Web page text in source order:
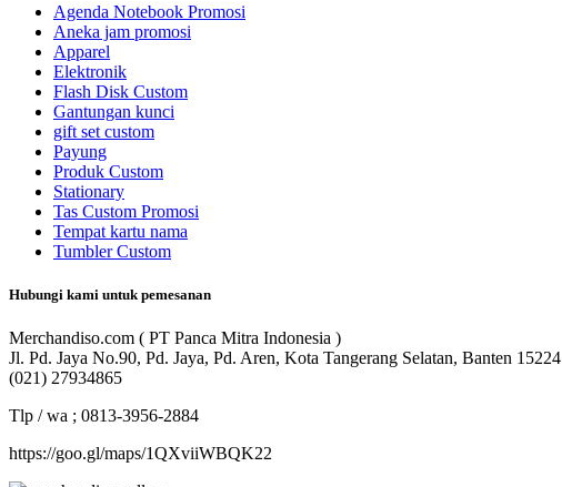
Agenda Notebook Promosi
Aneka jam promosi
Apparel
Elektronik
Flash Disk Custom
Gantungan kunci
gift set custom
Payung
Produk Custom
Stationary
Tas Custom Promosi
Tempat kartu nama
Tumbler Custom
Hubungi kami untuk pemesanan
Merchandiso.com ( PT Panca Mitra Indonesia )
Jl. Pd. Jaya No.90, Pd. Jaya, Pd. Aren, Kota Tangerang Selatan, Banten 15224
(021) 27934865
Tlp / wa ; 0813-3956-2884
https://goo.gl/maps/1QXviiWBQK22